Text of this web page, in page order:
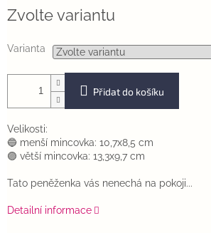
cena:
Zvolte variantu
Varianta
Přidat do košíku
Velikosti:
🔵 menší mincovka: 10,7x8,5 cm
🟣 větší mincovka: 13,3x9,7 cm
Tato peněženka vás nenechá na pokoji...
Detailní informace